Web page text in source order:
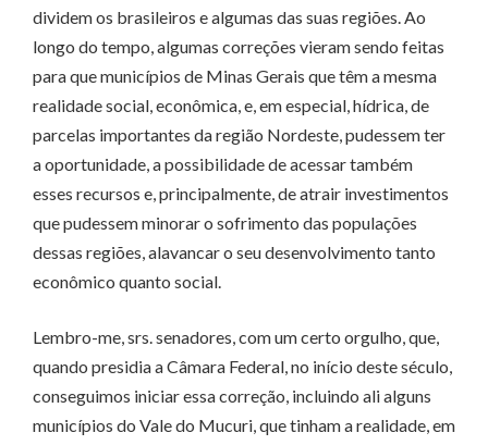
dividem os brasileiros e algumas das suas regiões. Ao
longo do tempo, algumas correções vieram sendo feitas
para que municípios de Minas Gerais que têm a mesma
realidade social, econômica, e, em especial, hídrica, de
parcelas importantes da região Nordeste, pudessem ter
a oportunidade, a possibilidade de acessar também
esses recursos e, principalmente, de atrair investimentos
que pudessem minorar o sofrimento das populações
dessas regiões, alavancar o seu desenvolvimento tanto
econômico quanto social.
Lembro-me, srs. senadores, com um certo orgulho, que,
quando presidia a Câmara Federal, no início deste século,
conseguimos iniciar essa correção, incluindo ali alguns
municípios do Vale do Mucuri, que tinham a realidade, em